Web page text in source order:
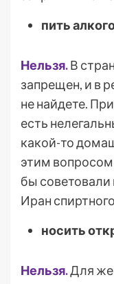
пить
Нельзя.В
запрещен, и в
не найдете.
есть
какой-то
этим
бы советовали
Иран
носить
Нельзя.Для